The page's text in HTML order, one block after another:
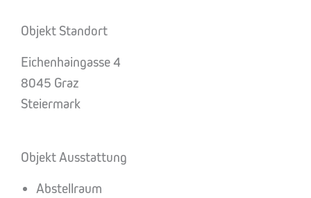
Objekt Standort
Eichenhaingasse 4
8045 Graz
Steiermark
Objekt Ausstattung
Abstellraum